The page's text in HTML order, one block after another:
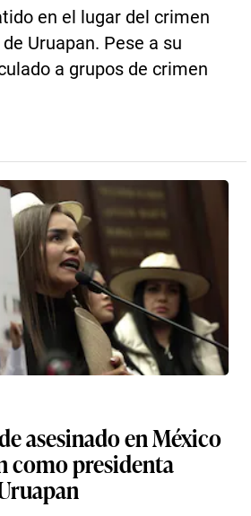
en el lugar del crimen
Uruapan. Pese a su
a grupos de crimen
asesinado en México
como presidenta